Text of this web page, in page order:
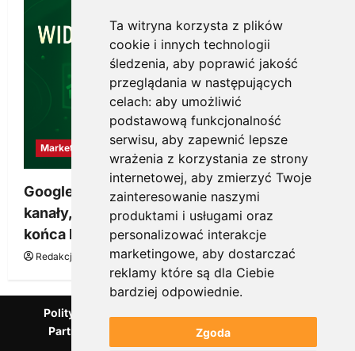
Ta witryna korzysta z plików
cookie i innych technologii
śledzenia, aby poprawić jakość
przeglądania w następujących
celach: aby umożliwić
podstawową funkcjonalność
serwisu, aby zapewnić lepsze
wrażenia z korzystania ze strony
internetowej, aby zmierzyć Twoje
zainteresowanie naszymi
produktami i usługami oraz
personalizować interakcje
marketingowe, aby dostarczać
reklamy które są dla Ciebie
bardziej odpowiednie.
Zgoda
Marketing
Google Ads, SEO i analityka – jak połączyć
kanały, żeby reklama pracowała dłużej niż do
końca budżetu
Redakcja KnowMore.pl 20 marca, 2026 0
Polityka Prywatności
Partnerzy Mentora.pl
Słownik marketingowy